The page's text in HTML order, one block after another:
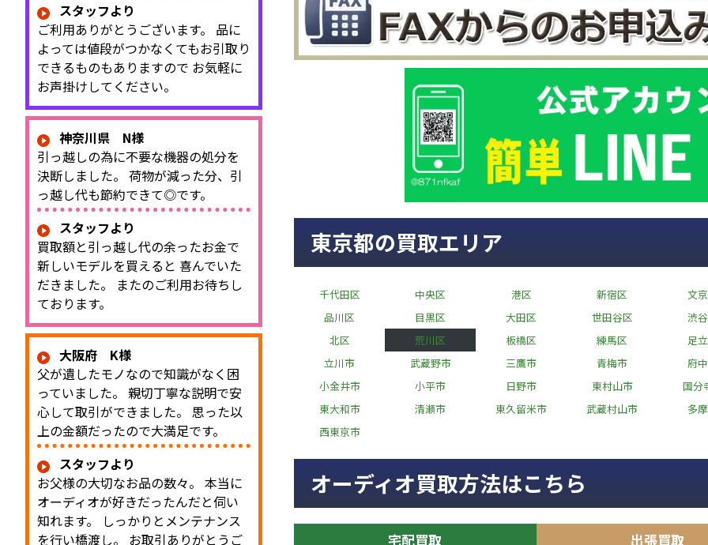
東京都の買取エリア
千代田区 中央区 港区 新宿区
文
品川区
目黒区 大田区 世田谷区
渋
北区
荒川区 板橋区 練馬区
足
立川市
武蔵野市 三鷹市 青梅市
府
小金井市
小平市 日野市 東村山市
国分
東大和市
清瀬市 東久留米市 武蔵村山市
多
西東京市
オーディオ買取方法はこちら
宅配買取 出張買取
スタッフより
ご利用ありがとうございます。 品に
よっては値段がつかなくてもお引取り
できるものもありますので お気軽に
お声掛けしてください。
神奈川県 N様
引っ越しの為に不要な機器の処分を
決断しました。 荷物が減った分、引
っ越し代も節約できて◎です。
スタッフより
買取額と引っ越し代の余ったお金で
新しいモデルを買えると 喜んでいた
だきました。 またのご利用お待ちし
ております。
大阪府 K様
父が遺したモノなので知識がなく困
っていました。 親切丁寧な説明で安
心して取引ができました。 思った以
上の金額だったので大満足です。
スタッフより
お父様の大切なお品の数々。 本当に
オーディオが好きだったんだと伺い
知れます。 しっかりとメンテナンス
を行い橋渡し。 お取引ありがとうご